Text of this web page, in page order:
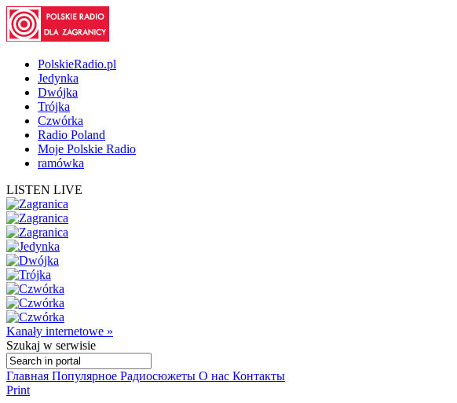
PolskieRadio.pl
Jedynka
Dwójka
Trójka
Czwórka
Radio Poland
Moje Polskie Radio
ramówka
LISTEN LIVE
Kanały internetowe »
Szukaj w serwisie
Главная Популярное Радиосюжеты О нас Контакты
Print